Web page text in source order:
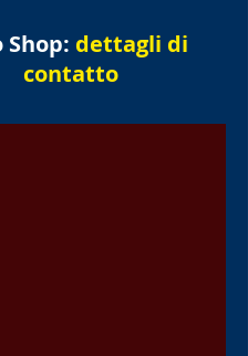
Shop: dettagli di
contatto